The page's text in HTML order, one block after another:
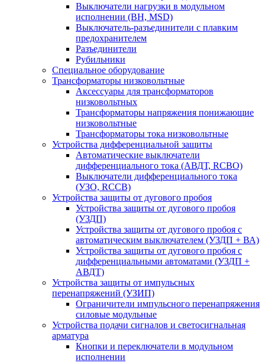
Выключатели нагрузки в модульном
исполнении (ВН, MSD)
Выключатель-разъединители с плавким
предохранителем
Разъединители
Рубильники
Специальное оборудование
Трансформаторы низковольтные
Аксессуары для трансформаторов
низковольтных
Трансформаторы напряжения понижающие
низковольтные
Трансформаторы тока низковольтные
Устройства дифференциальной защиты
Автоматические выключатели
дифференциального тока (АВДТ, RCBO)
Выключатели дифференциального тока
(УЗО, RCCB)
Устройства защиты от дугового пробоя
Устройства защиты от дугового пробоя
(УЗДП)
Устройства защиты от дугового пробоя с
автоматическим выключателем (УЗДП + ВА)
Устройства защиты от дугового пробоя с
дифференциальными автоматами (УЗДП +
АВДТ)
Устройства защиты от импульсных
перенапряжений (УЗИП)
Ограничители импульсного перенапряжения
силовые модульные
Устройства подачи сигналов и светосигнальная
арматура
Кнопки и переключатели в модульном
исполнении